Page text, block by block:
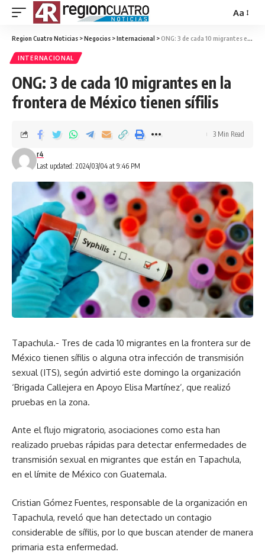
Aa
Region Cuatro Noticias >Negocios >Internacional >ONG: 3 de cada 10 migrantes en la frontera de México tienen sífilis
INTERNACIONAL
ONG: 3 de cada 10 migrantes en la
frontera de México tienen sífilis
Last updated: 2024/03/04 at 9:46 PM
r4
3 Min Read
Tapachula.- Tres de cada 10 migrantes en la frontera sur de
México tienen sífilis o alguna otra infección de transmisión
sexual (ITS), según advirtió este domingo la organización
‘Brigada Callejera en Apoyo Elisa Martínez’, que realizó
pruebas en la zona.
Ante el flujo migratorio, asociaciones como esta han
realizado pruebas rápidas para detectar enfermedades de
transmisión sexual en migrantes que están en Tapachula,
en el límite de México con Guatemala.
Cristian Gómez Fuentes, responsable de la organización en
Tapachula, reveló que han detectado un contagio
considerable de sífilis, por lo que buscan atender de manera
primaria esta enfermedad.